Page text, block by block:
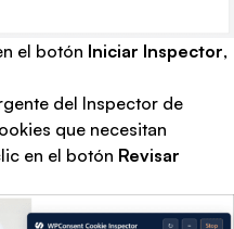
el botón Iniciar Inspector,
del Inspector de
que necesitan
en el botón Revisar